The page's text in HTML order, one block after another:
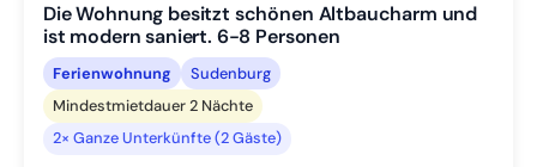
Die Wohnung besitzt schönen Altbaucharm und
ist modern saniert. 6-8 Personen
Ferienwohnung
Sudenburg
Mindestmietdauer 2 Nächte
2× Ganze Unterkünfte (2 Gäste)